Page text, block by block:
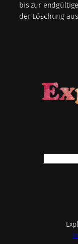
bis zur
der Löschung